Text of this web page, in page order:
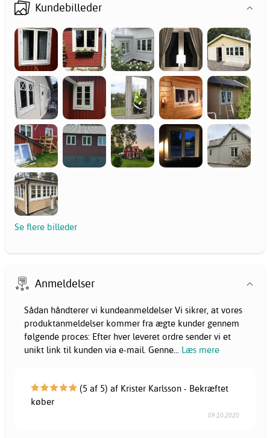
Kundebilleder
Se flere billeder
Anmeldelser
Sådan håndterer vi kundeanmeldelser Vi sikrer, at vores
produktanmeldelser kommer fra ægte kunder gennem
følgende proces: Efter hver leveret ordre sender vi et
unikt link til kunden via e-mail. Genne... Læs mere
(5 af 5) af Krister Karlsson - Bekræftet
køber
09.10.2020